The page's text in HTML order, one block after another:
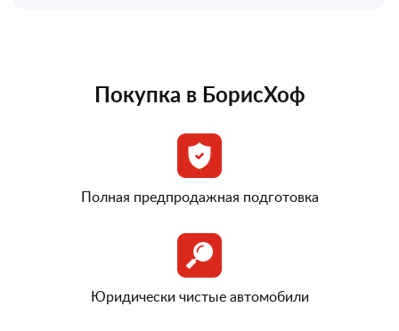
Покупка в БорисХоф
Полная предпродажная подготовка
Юридически чистые автомобили